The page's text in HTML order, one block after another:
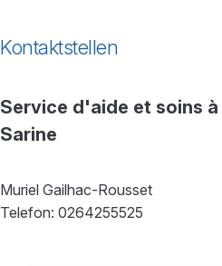
Kontaktstellen
Service d'aide et soins
Sarine
Muriel Gailhac-Rousset
Telefon: 0264255525